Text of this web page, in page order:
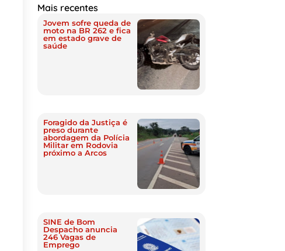
Mais recentes
Jovem sofre queda de
moto na BR 262 e fica
em estado grave de
saúde
Foragido da Justiça é
preso durante
abordagem da Polícia
Militar em Rodovia
próximo a Arcos
SINE de Bom
Despacho anuncia
246 Vagas de
Emprego